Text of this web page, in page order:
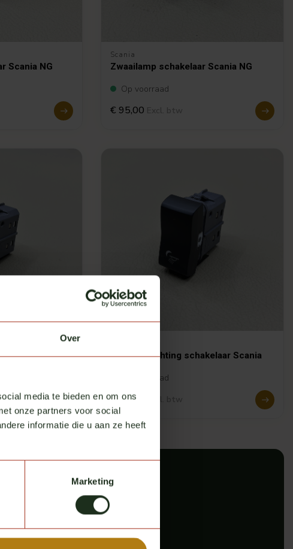
Over
media te bieden en om ons
onze partners voor social
informatie die u aan ze heeft
Marketing
Scania NG
Scania
Zwaailamp schakelaar Scania NG
Op voorraad
€ 95,00
Scania NG
Nachtverlichting schakelaar Scania
Op voorraad
€ 95,00
niet tussen?
Service staat immers altijd op 1!